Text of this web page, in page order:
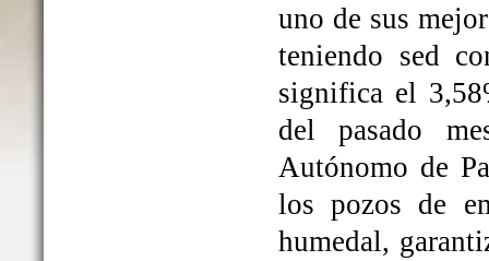
uno de sus
teniendo sed
significa el
del pasado
Autónomo de
los pozos de
humedal,